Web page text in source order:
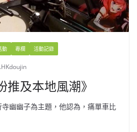
動 專欄 活動記錄
推及本地風潮》
幽幽子為主題，他認為，痛單車比